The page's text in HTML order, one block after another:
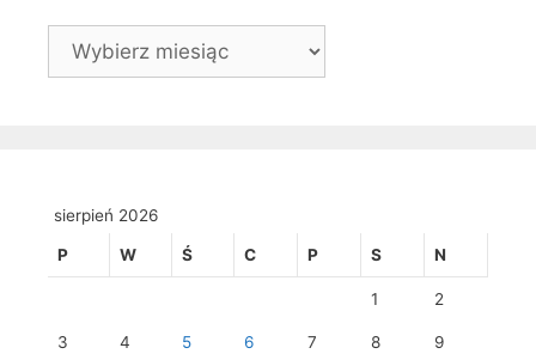
Archiwa
sierpień 2026
P W Ś C P S N
1 2
3 4 5 6 7 8 9